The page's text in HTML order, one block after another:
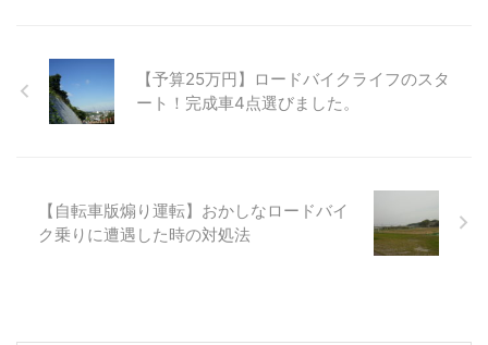
【予算25万円】ロードバイクライフのスタ
ート！完成車4点選びました。
【自転車版煽り運転】おかしなロードバイ
ク乗りに遭遇した時の対処法